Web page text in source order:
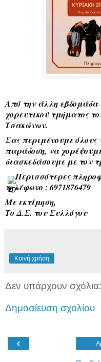
Από την άλλη εβδομάδα
χορευτικού τμήματος
Τσακώνων.
Σας περιμένουμε
παράδοση, να
διασκεδάσουμε με τον
Περισσότερες
τηλέφωνο : 6971876479
Με εκτίμηση,
Το Δ.Σ. του Συλλόγου
Κοινή χρήση
Δεν υπάρχουν σχόλια:
Δημοσίευση σχολίου
‹